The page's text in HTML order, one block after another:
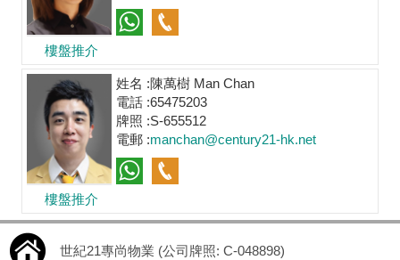
樓盤推介
樓盤推介
姓名 :陳萬樹 Man Chan
電話 :65475203
牌照 :S-655512
電郵 :manchan@century21-hk.net
世紀21專尚物業 (公司牌照: C-048898)